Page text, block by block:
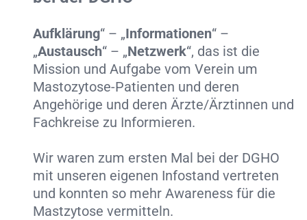
Aufklärung“ – „Informationen“ –
„Austausch“ – „Netzwerk“, das ist die
Mission und Aufgabe vom Verein um
Mastozytose-Patienten und deren
Angehörige und deren Ärzte/Ärztinnen und
Fachkreise zu Informieren.
Wir waren zum ersten Mal bei der DGHO
mit unseren eigenen Infostand vertreten
und konnten so mehr Awareness für die
Mastzytose vermitteln.